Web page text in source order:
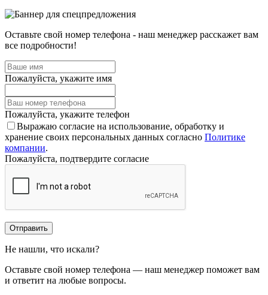
Оставьте свой номер телефона - наш менеджер расскажет вам
все подробности!
Пожалуйста, укажите имя
Пожалуйста, укажите телефон
Выражаю согласие на использование, обработку и
хранение своих персональных данных согласно Политике
компании.
Пожалуйста, подтвердите согласие
Отправить
Не нашли, что искали?
Оставьте свой номер телефона — наш менеджер поможет вам
и ответит на любые вопросы.